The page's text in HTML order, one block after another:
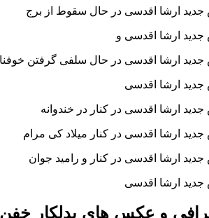
ارشا اقدسی در حال سقوط از برج
ارشا اقدسی و
ارشا اقدسی در حال سلفی گرفتن
ارشا اقدسی
ارشا اقدسی در کنار در خندوانه
ارشا اقدسی در کنار میلاد کی مرام
ارشا اقدسی در کنار و رامید جوان
ارشا اقدسی
و عکس های بدلکار خفن